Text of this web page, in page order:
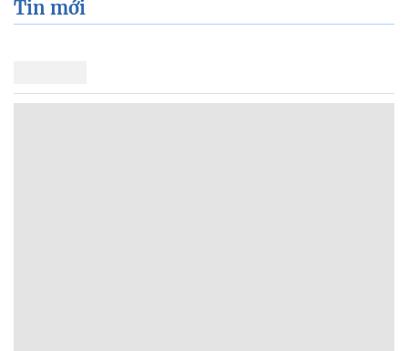
Tin mới